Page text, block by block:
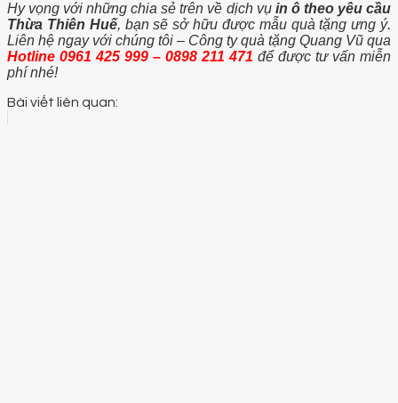
Hy vọng với những chia sẻ trên về dịch vụin ô theo yêu cầu
Thừa Thiên Huế, bạn sẽ sở hữu được mẫu quà tặng ưng ý.
Liên hệ ngay với chúng tôi – Công ty quà tặng Quang Vũ qua
Hotline 0961 425 999 – 0898 211 471 để được tư vấn miễn
phí nhé!
Bài viết liên quan: